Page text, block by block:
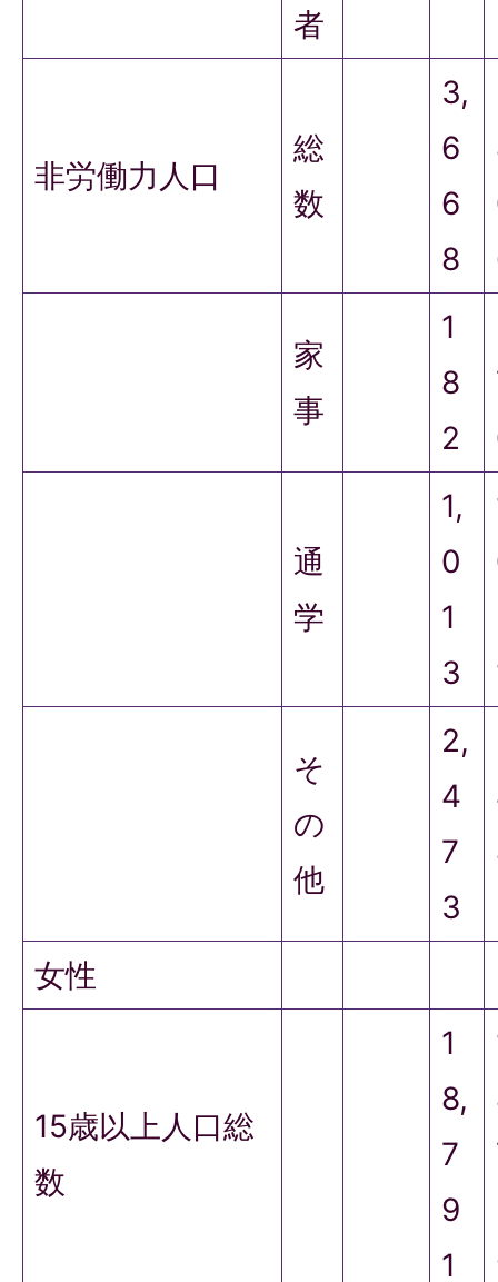
者
非労働力人口
総
数
3,
6
6
8
家
事
1
8
2
通
学
1,
0
1
3
そ
の
他
2,
4
7
3
女性
15歳以上人口総
数
1
8,
7
9
1